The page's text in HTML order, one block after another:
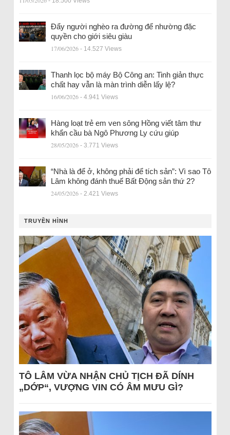
Đẩy người nghèo ra đường để nhường đặc
quyền cho giới siêu giàu
17/06/2026 - 14.527 Views
Thanh lọc bộ máy Bộ Công an: Tinh giản thực
chất hay vẫn là màn trình diễn lấy lệ?
16/06/2026 - 4.941 Views
Hàng loạt trẻ em ven sông Hồng viết tâm thư
khẩn cầu bà Ngô Phương Ly cứu giúp
28/05/2026 - 3.771 Views
“Nhà là để ở, không phải để tích sản”: Vì sao Tô
Lâm không đánh thuế Bất Động sản thứ 2?
24/05/2026 - 2.421 Views
TRUYỀN HÌNH
TÔ LÂM VỪA NHẬN CHỦ TỊCH ĐÃ DÍNH
„DỚP“, VƯỢNG VIN CÓ ÂM MƯU GÌ?